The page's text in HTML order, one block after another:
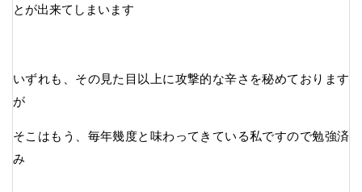
とが出来てしまいます
いずれも、その見た目以上に攻撃的な辛さを秘めております
が
そこはもう、毎年幾度と味わってきている私ですので勉強済
み